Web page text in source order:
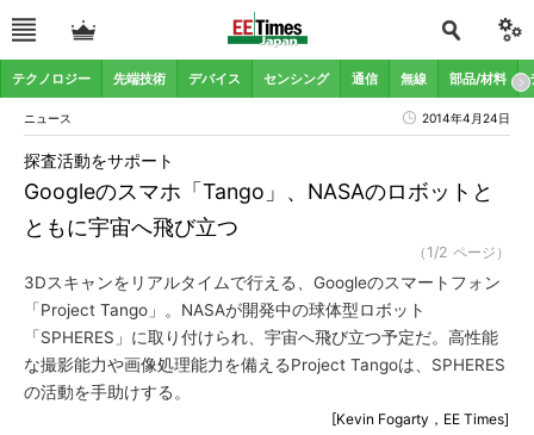
テクノロジー 先端技術 デバイス センシング 通信 無線 部品/材料
ニュース 2014年4月24日
Googleのスマホ「Tango」、NASAのロボットと
ともに宇宙へ飛び立つ
探査活動をサポート
（1/2 ページ）
3Dスキャンをリアルタイムで行える、Googleのスマートフォン
「Project Tango」。NASAが開発中の球体型ロボット
「SPHERES」に取り付けられ、宇宙へ飛び立つ予定だ。高性能
な撮影能力や画像処理能力を備えるProject Tangoは、SPHERES
の活動を手助けする。
[Kevin Fogarty，EE Times]